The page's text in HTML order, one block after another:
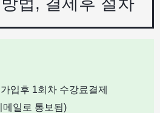
입후 1회차 수강료결제
메일로 통보됨)